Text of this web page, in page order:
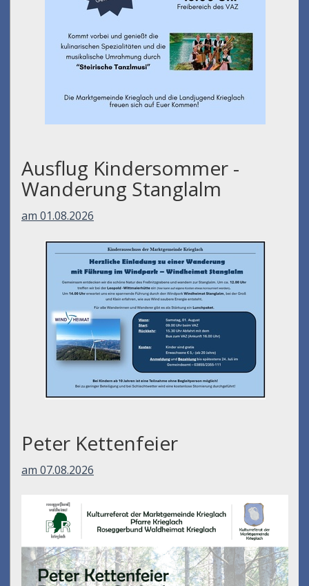
Ausflug Kindersommer -
Wanderung Stanglalm
am 01.08.2026
Peter Kettenfeier
am 07.08.2026